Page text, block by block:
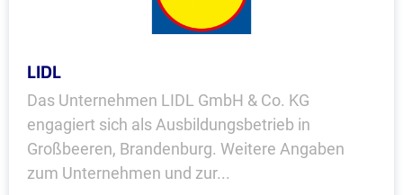
LIDL
Das Unternehmen LIDL GmbH & Co. KG
engagiert sich als Ausbildungsbetrieb in
Großbeeren, Brandenburg. Weitere Angaben
zum Unternehmen und zur...